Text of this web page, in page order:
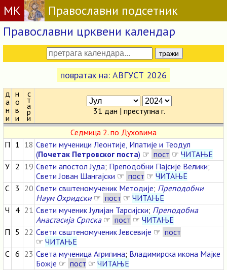
МК
Православни подсетник
Православни црквени календар
повратак на: АВГУСТ 2026
д
а
н
и
н
о
в
и
с
т
а
р
и
31 дан | преступна г.
Седмица 2. по Духовима
П 1 18 Свети мученици Леонтије, Ипатије и Теодул
(Почетак Петровског поста) ☞ пост ☞ ЧИТАЊЕ
У 2 19 Свети апостол Јуда; Преподобни Пајсије Велики;
Свети Јован Шангајски ☞ пост ☞ ЧИТАЊЕ
С 3 20 Свети свштеномученик Методије; Преподобни
Наум Охридски☞ пост ☞ ЧИТАЊЕ
Ч
4 21 Свети мученик Јулијан Тарсијски; Преподобна
Анастасија Српска☞ пост ☞ ЧИТАЊЕ
П 5 22 Свети свштеномученик Јевсевије ☞ пост
☞ ЧИТАЊЕ
С 6 23 Света мученица Агрипина; Владимирска икона Мајке
Божје ☞ пост ☞ ЧИТАЊЕ